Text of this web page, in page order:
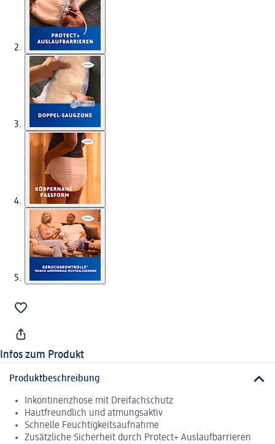
Infos zum Produkt
Produktbeschreibung
Inkontinenzhose mit Dreifachschutz
Hautfreundlich und atmungsaktiv
Schnelle Feuchtigkeitsaufnahme
Zusätzliche Sicherheit durch Protect+ Auslaufbarrieren